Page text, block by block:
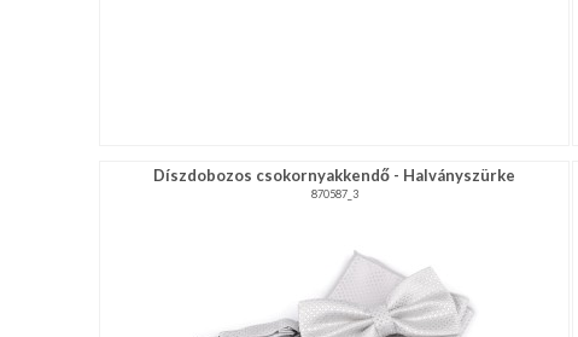
Díszdobozos csokornyakkendő - Halványszürke
870587_3